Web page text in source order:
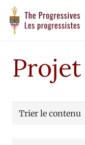
Projet